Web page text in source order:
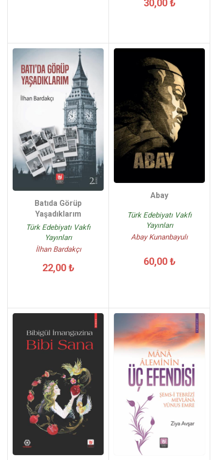
30,00 ₺
Batıda Görüp
Yaşadıklarım
Türk Edebiyatı Vakfı
Yayınları
İlhan Bardakçı
22,00 ₺
Abay
Türk Edebiyatı Vakfı
Yayınları
Abay Kunanbayulı
60,00 ₺